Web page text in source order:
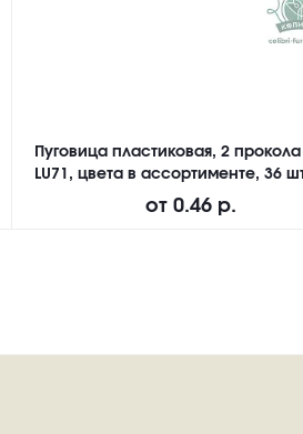
Пуговица пластиковая, 2
LU71, цвета в ассортименте, 36
от 0.46 р.